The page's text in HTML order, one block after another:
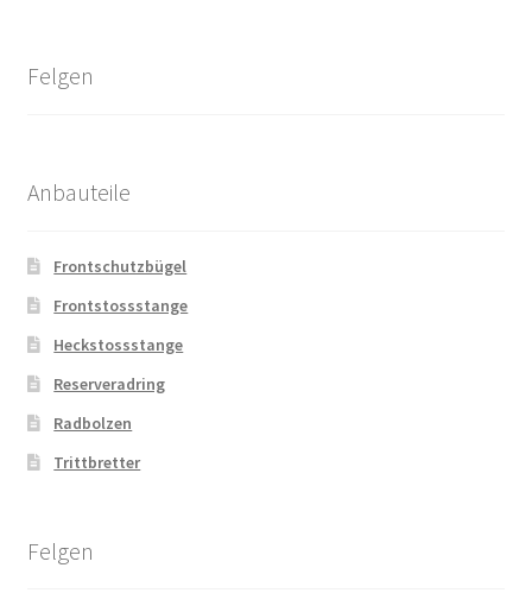
Felgen
Anbauteile
Frontschutzbügel
Frontstossstange
Heckstossstange
Reserveradring
Radbolzen
Trittbretter
Felgen